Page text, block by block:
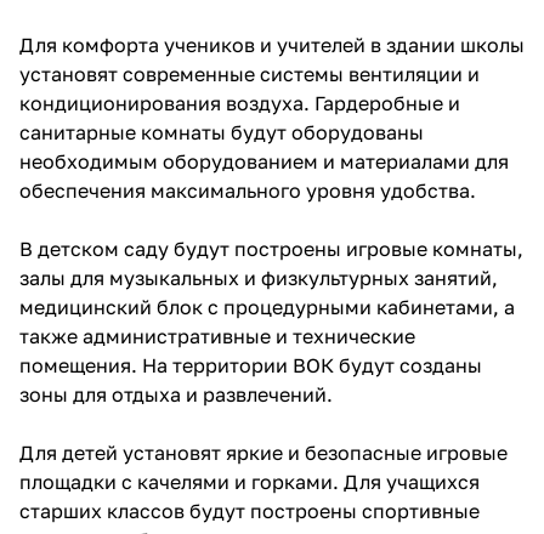
Для комфорта учеников и учителей в здании школы
установят современные системы вентиляции и
кондиционирования воздуха. Гардеробные и
санитарные комнаты будут оборудованы
необходимым оборудованием и материалами для
обеспечения максимального уровня удобства.
В детском саду будут построены игровые комнаты,
залы для музыкальных и физкультурных занятий,
медицинский блок с процедурными кабинетами, а
также административные и технические
помещения. На территории ВОК будут созданы
зоны для отдыха и развлечений.
Для детей установят яркие и безопасные игровые
площадки с качелями и горками. Для учащихся
старших классов будут построены спортивные